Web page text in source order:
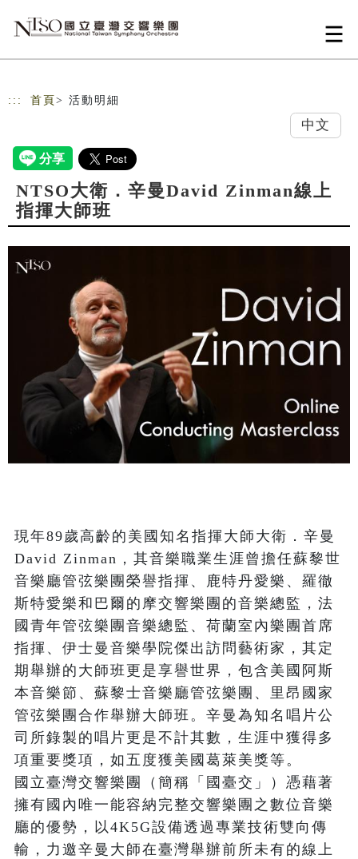
::: 首頁 > 活動明細
中文
NTSO大衛．辛曼David Zinman線上
指揮大師班
現年89歲高齡的美國知名指揮大師大衛．辛曼
David Zinman，其音樂職業生涯曾擔任蘇黎世
音樂廳管弦樂團榮譽指揮、鹿特丹愛樂、羅徹
斯特愛樂和巴爾的摩交響樂團的音樂總監，法
國青年管弦樂團音樂總監、荷蘭室內樂團首席
指揮、伊士曼音樂學院傑出訪問藝術家，其定
期舉辦的大師班更是享譽世界，包含美國阿斯
本音樂節、蘇黎士音樂廳管弦樂團、里昂國家
管弦樂團合作舉辦大師班。辛曼為知名唱片公
司所錄製的唱片更是不計其數，生涯中獲得多
項重要獎項，如五度獲美國葛萊美獎等。
國立臺灣交響樂團（簡稱「國臺交」）憑藉著
擁有國內唯一能容納完整交響樂團之數位音樂
廳的優勢，以4K5G設備透過專業技術雙向傳
輸，力邀辛曼大師在臺灣舉辦前所未有的線上